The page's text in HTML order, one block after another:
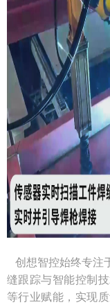
创想智控始终专注
缝跟踪与智能控制
等行业赋能，实现